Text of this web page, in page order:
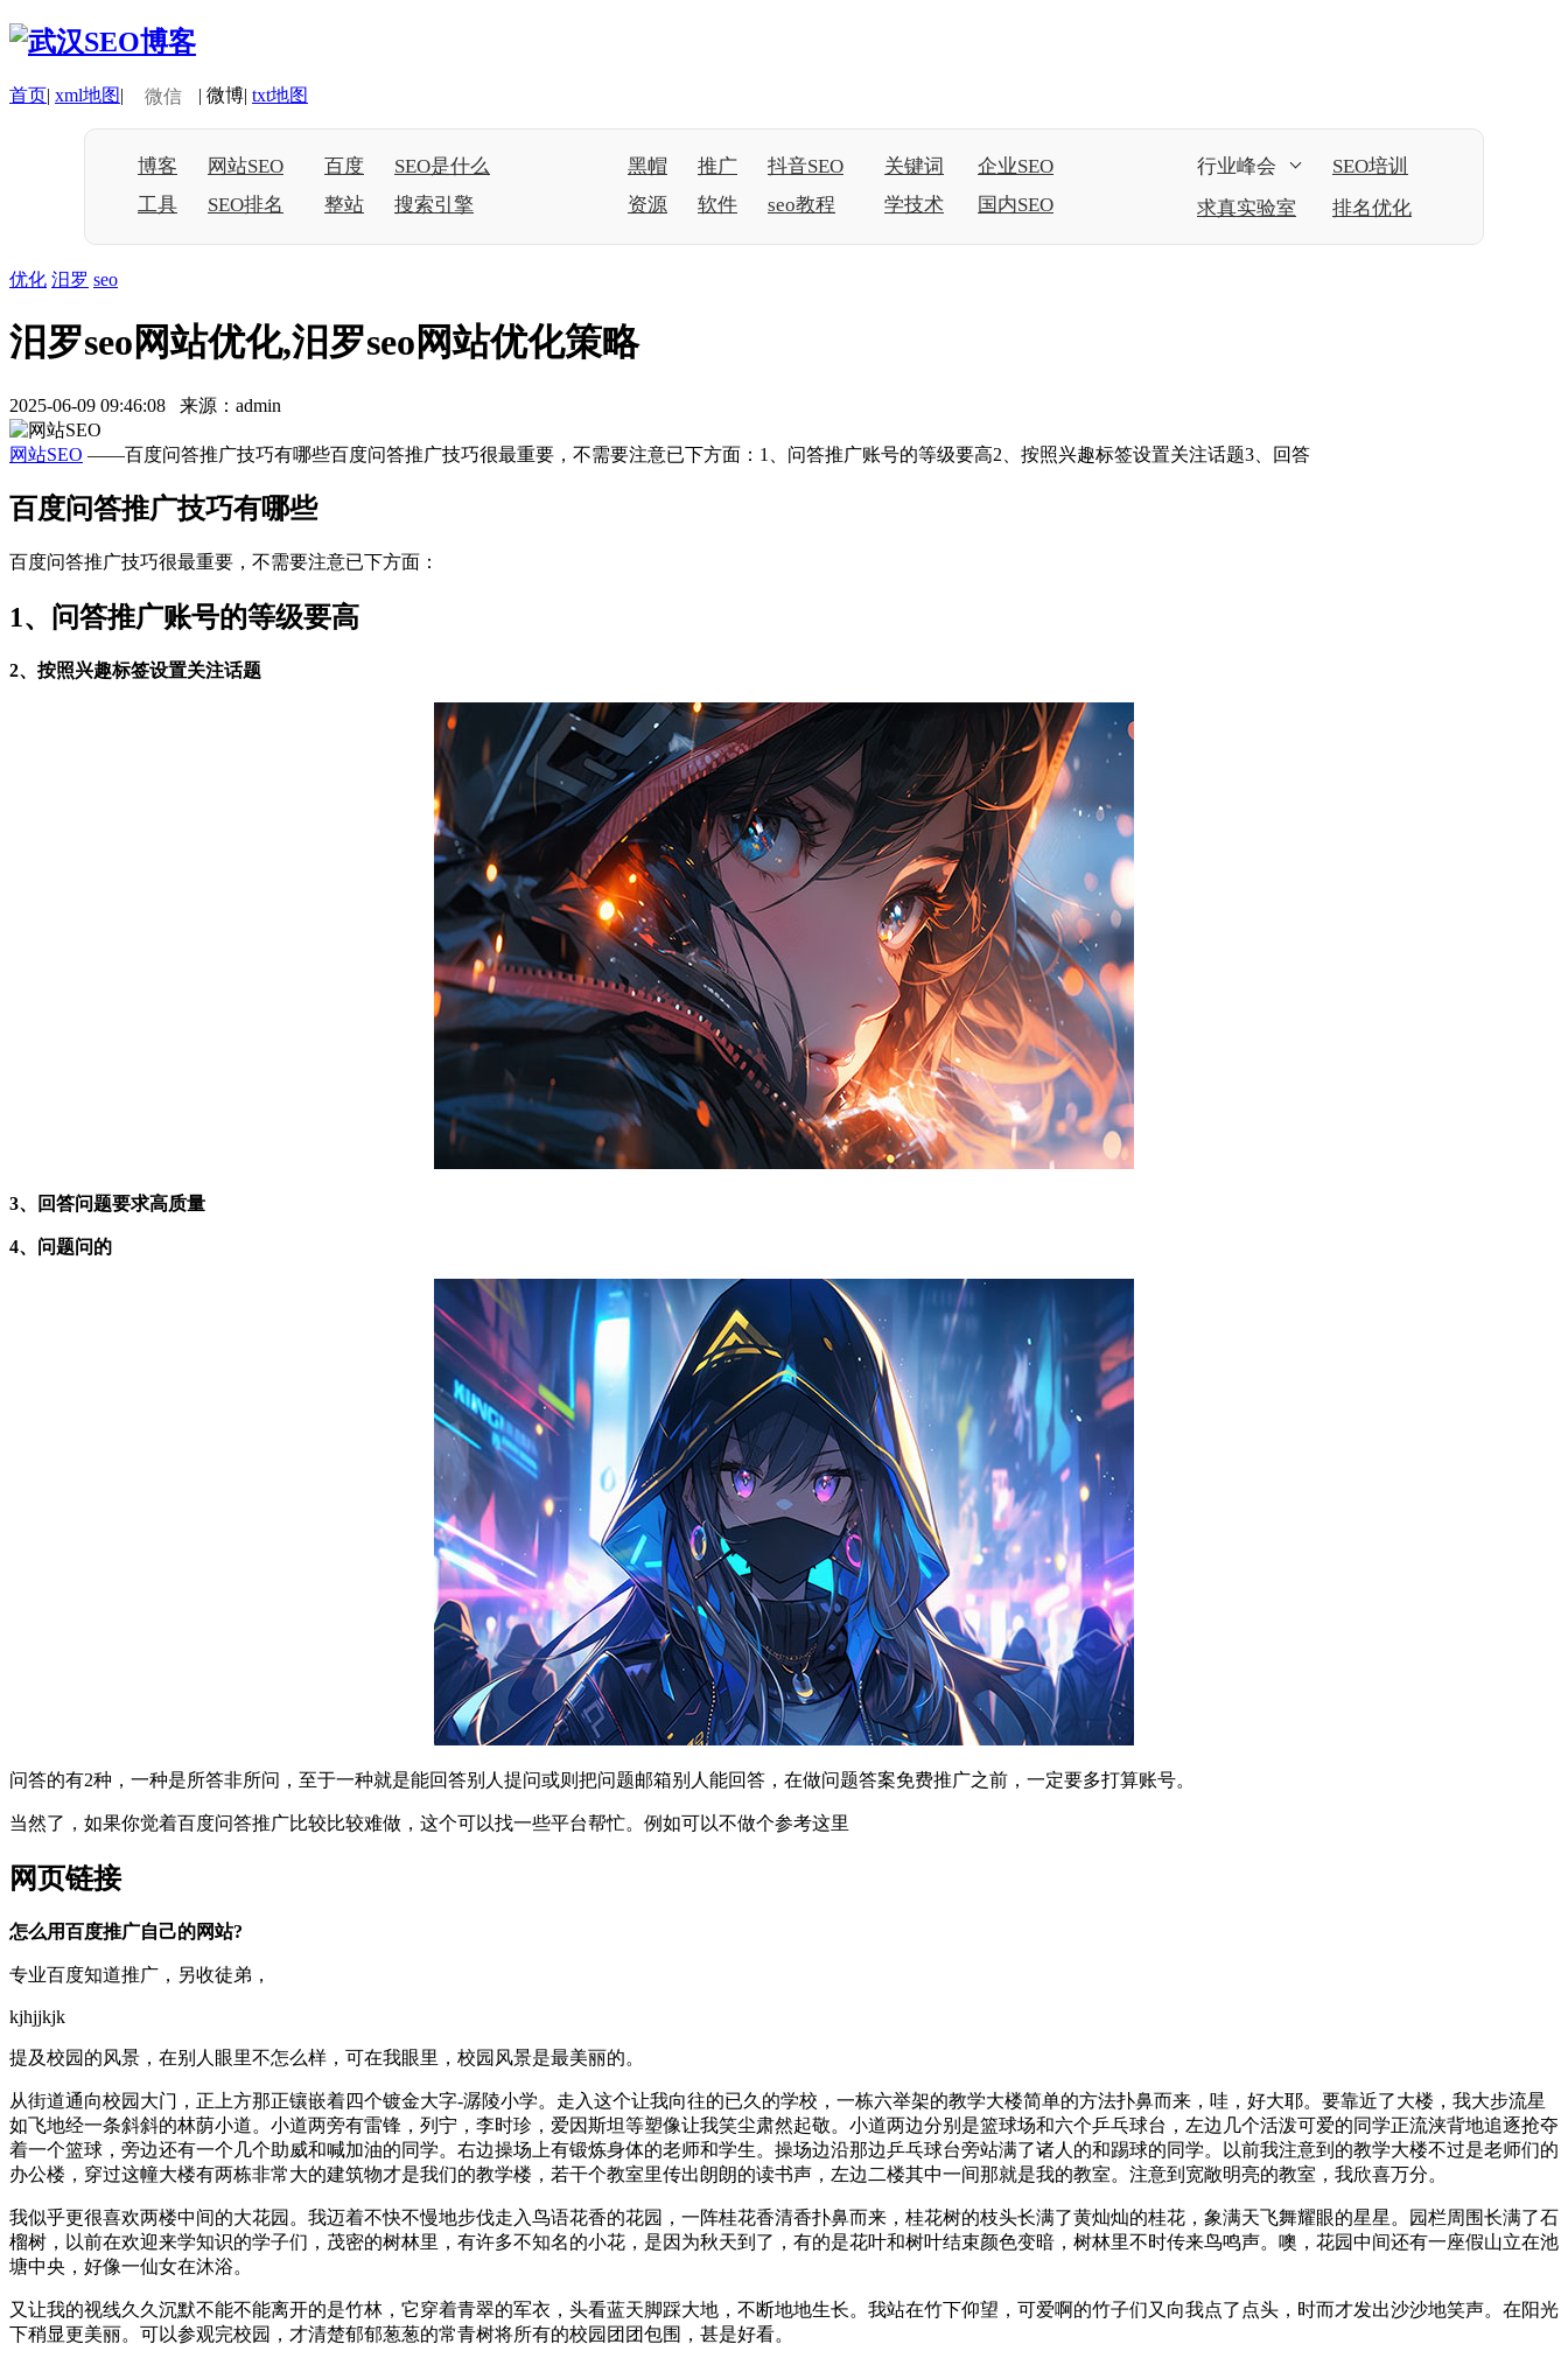
首页| xml地图| 微信 | 微博| txt地图
博客 网站SEO 百度
SEO是什么
工具
SEO排名 整站 搜索引擎
黑帽 推广 抖音SEO 关键词
企业SEO
资源
软件 seo教程 学技术 国内SEO
行业峰会
SEO培训
求真实验室
排名优化
优化 汨罗 seo
汨罗seo网站优化,汨罗seo网站优化策略
2025-06-09 09:46:08 来源：admin
网站SEO ——百度问答推广技巧有哪些百度问答推广技巧很最重要，不需要注意已下方面：1、问答推广账号的等级要高2、按照兴趣标签设置关注话题3、回答
百度问答推广技巧有哪些
百度问答推广技巧很最重要，不需要注意已下方面：
1、问答推广账号的等级要高
2、按照兴趣标签设置关注话题
3、回答问题要求高质量
4、问题问的
问答的有2种，一种是所答非所问，至于一种就是能回答别人提问或则把问题邮箱别人能回答，在做问题答案免费推广之前，一定要多打算账号。
当然了，如果你觉着百度问答推广比较比较难做，这个可以找一些平台帮忙。例如可以不做个参考这里
网页链接
怎么用百度推广自己的网站?
专业百度知道推广，另收徒弟，
kjhjjkjk
提及校园的风景，在别人眼里不怎么样，可在我眼里，校园风景是最美丽的。
从街道通向校园大门，正上方那正镶嵌着四个镀金大字-潺陵小学。走入这个让我向往的已久的学校，一栋六举架的教学大楼简单的方法扑鼻而来，哇，好大耶。要靠近了大楼，我大步流星
如飞地经一条斜斜的林荫小道。小道两旁有雷锋，列宁，李时珍，爱因斯坦等塑像让我笑尘肃然起敬。小道两边分别是篮球场和六个乒乓球台，左边几个活泼可爱的同学正流浃背地追逐抢夺
着一个篮球，旁边还有一个几个助威和喊加油的同学。右边操场上有锻炼身体的老师和学生。操场边沿那边乒乓球台旁站满了诸人的和踢球的同学。以前我注意到的教学大楼不过是老师们的
办公楼，穿过这幢大楼有两栋非常大的建筑物才是我们的教学楼，若干个教室里传出朗朗的读书声，左边二楼其中一间那就是我的教室。注意到宽敞明亮的教室，我欣喜万分。
我似乎更很喜欢两楼中间的大花园。我迈着不快不慢地步伐走入鸟语花香的花园，一阵桂花香清香扑鼻而来，桂花树的枝头长满了黄灿灿的桂花，象满天飞舞耀眼的星星。园栏周围长满了石
榴树，以前在欢迎来学知识的学子们，茂密的树林里，有许多不知名的小花，是因为秋天到了，有的是花叶和树叶结束颜色变暗，树林里不时传来鸟鸣声。噢，花园中间还有一座假山立在池
塘中央，好像一仙女在沐浴。
又让我的视线久久沉默不能不能离开的是竹林，它穿着青翠的军衣，头看蓝天脚踩大地，不断地地生长。我站在竹下仰望，可爱啊的竹子们又向我点了点头，时而才发出沙沙地笑声。在阳光
下稍显更美丽。可以参观完校园，才清楚郁郁葱葱的常青树将所有的校园团团包围，甚是好看。